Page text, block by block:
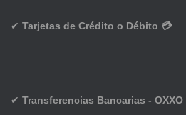
✔ Tarjetas de Crédito o Débito 💳
✔ Transferencias Bancarias - OXXO